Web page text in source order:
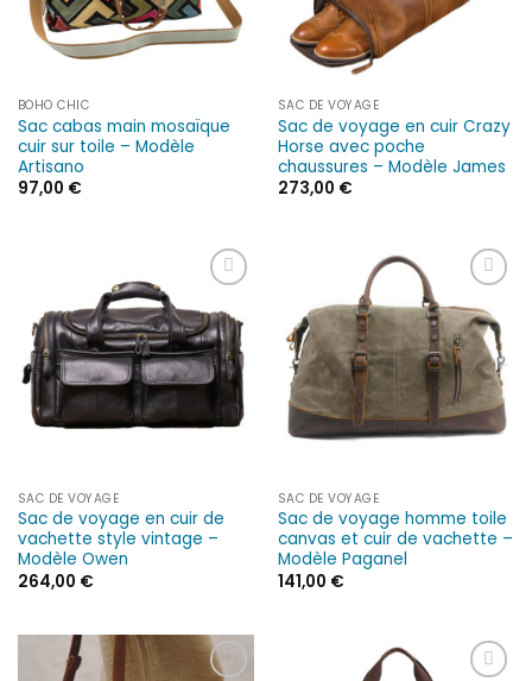
BOHO CHIC
Sac cabas main mosaïque
cuir sur toile – Modèle
Artisano
97,00 €
SAC DE VOYAGE
Sac de voyage en cuir Crazy
Horse avec poche
chaussures – Modèle James
273,00 €
à la liste
d’envies
SAC DE VOYAGE
Sac de voyage en cuir de
vachette style vintage –
Modèle Owen
264,00 €
Ajouter
à la liste
d’envies
SAC DE VOYAGE
Sac de voyage homme toile
canvas et cuir de vachette –
Modèle Paganel
141,00 €